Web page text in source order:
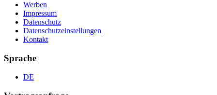
Werben
Impressum
Datenschutz
Datenschutzeinstellungen
Kontakt
Sprache
DE